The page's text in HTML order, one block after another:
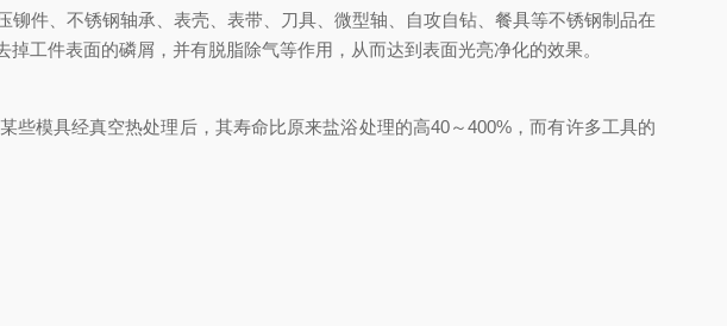
、不锈钢轴承、表壳、表带、刀具、微型轴、自攻自钻、餐具等不锈钢制品在
工件表面的磷屑，并有脱脂除气等作用，从而达到表面光亮净化的效果。
模具经真空热处理后，其寿命比原来盐浴处理的高40～400%，而有许多工具的